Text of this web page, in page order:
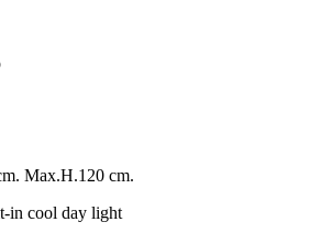
Max.H.120 cm.
in cool day light